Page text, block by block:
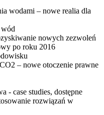
wodami – nowe realia dla
wód
nowych zezwoleń
po roku 2016
– nowe otoczenie prawne
- case studies, dostępne
rozwiązań w